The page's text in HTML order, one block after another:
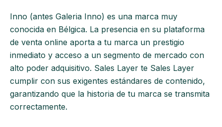
Inno (antes Galeria Inno) es una marca muy
conocida en Bélgica. La presencia en su plataforma
de venta online aporta a tu marca un prestigio
inmediato y acceso a un segmento de mercado con
alto poder adquisitivo. Sales Layer te Sales Layer
cumplir con sus exigentes estándares de contenido,
garantizando que la historia de tu marca se transmita
correctamente.